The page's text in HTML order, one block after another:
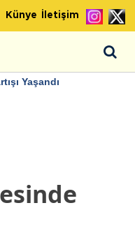
Künye İletişim
Yaşandı